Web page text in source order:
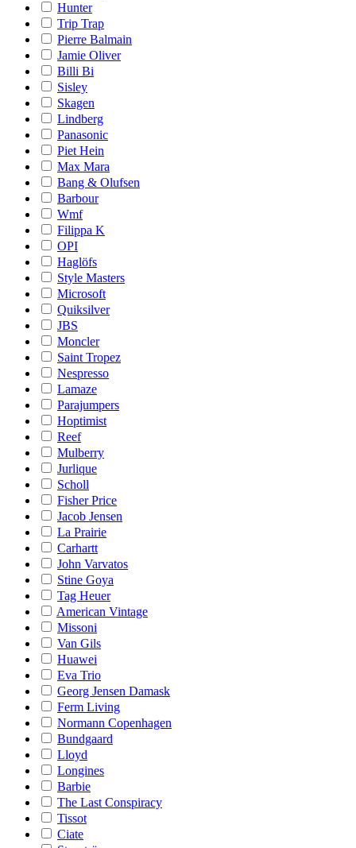
Hunter
Trip Trap
Pierre Balmain
Jamie Oliver
Billi Bi
Sisley
Skagen
Lindberg
Panasonic
Piet Hein
Max Mara
Bang & Olufsen
Barbour
Wmf
Filippa K
OPI
Haglöfs
Style Masters
Microsoft
Quiksilver
JBS
Moncler
Saint Tropez
Nespresso
Lamaze
Parajumpers
Hoptimist
Reef
Mulberry
Jurlique
Scholl
Fisher Price
Jacob Jensen
La Prairie
Carhartt
John Varvatos
Stine Goya
Tag Heuer
American Vintage
Missoni
Van Gils
Huawei
Eva Trio
Georg Jensen Damask
Ferm Living
Normann Copenhagen
Bundgaard
Lloyd
Longines
Barbie
The Last Conspiracy
Tissot
Ciate